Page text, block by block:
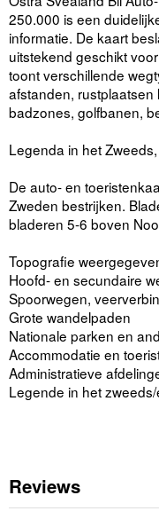
250.000 is een
informatie. De kaart
uitstekend geschikt
toont verschillende
afstanden,
badzones, golfbanen,
Legenda in het
De auto- en
Zweden bestrijken.
bladeren 5-6 boven
Topografie
Hoofd- en secundaire
Spoorwegen,
Grote wandelpaden
Nationale parken en
Accommodatie en
Administratieve
Legende in het
Reviews